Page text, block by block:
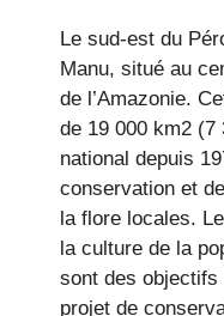
Le sud-est du
Manu, situé au
de l’Amazonie.
de 19 000 km2 (7
national depuis
conservation et
la flore locales.
la culture de la
sont des objectifs
projet de